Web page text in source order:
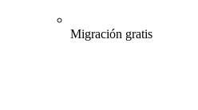
Migración gratis